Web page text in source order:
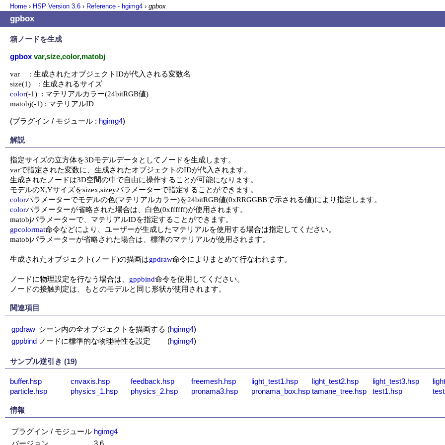
Home › HSP Version 3.6 › Reference - hgimg4 › gpbox
gpbox
箱ノードを生成
gpbox var,size,color,matobj
var     : 生成されたオブジェクトIDが代入される変数名
color(-1)  : マテリアルカラー(24bitRGB値)
matobj(-1) : マテリアルID
(プラグイン / モジュール : hgimg4)
解説
指定サイズの立方体を3Dモデルデータとしてノードを生成します。
varで指定された変数に、生成されたオブジェクトのIDが代入されます。
生成されたノードは3D空間の中で自由に操作することが可能になります。
color
colorパラメーターが省略された場合は、白色(0xffffff)が使用されます。
gpcolormat命令などにより、ユーザーが生成したマテリアルを使用する場合は指定してください。
matobjパラメーターが省略された場合は、標準のマテリアルが使用されます。
生成されたオブジェクト(ノード)の描画はgpdraw命令によりまとめて行なわれます。
ノードに物理設定を行なう場合は、 gppbind命令を使用してください。
ノードの接触判定は、もとのモデルと同じ形状が使用されます。
関連項目
gpdraw シーン内の全オブジェクトを描画する (hgimg4)
gppbind ノードに標準的な物理特性を設定 (hgimg4)
サンプル逆引き (19)
buffer.hsp cnvaxis.hsp feedback.hsp freemesh.hsp light_test1.hsp light_test2.hsp light_test3.hsp
particle.hsp
physics_1.hsp physics_2.hsp pronama3.hsp pronama_box.hsp tamane_tree.hsp test1.hsp
情報
プラグイン / モジュール hgimg4
バージョン
3.6